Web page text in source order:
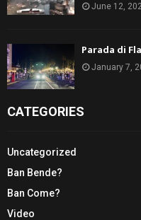
June 12,
Parada di
January 7,
CATEGORIES
Uncategorized
Ban Bende?
Ban Come?
Video